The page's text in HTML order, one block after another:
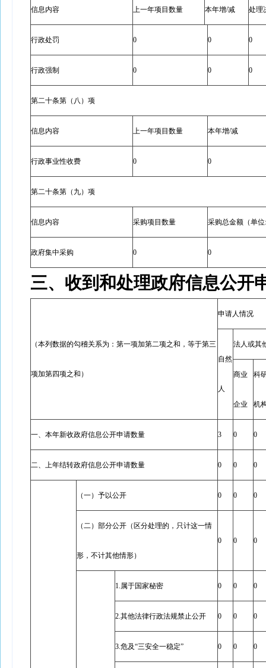
信息内容 上一年项目数量 本年增/减 处理
行政处罚 0 0 0
行政强制 0 0 0
第二十条第（八）项
信息内容 上一年项目数量 本年增/减
行政事业性收费 0 0
第二十条第（九）项
信息内容 采购项目数量 采购总金额（单
政府集中采购 0 0
三、收到和处理政府信息公开
（本列数据的勾稽关系为：第一项加第二项之和，等于第三
项加第四项之和）
申请人情况
自然
人
法人或其
商业
企业
科
机
一、本年新收政府信息公开申请数量 3 0 0
二、上年结转政府信息公开申请数量 0 0 0
（一）予以公开 0 0 0
（二）部分公开（区分处理的，只计这一情
形，不计其他情形）
0 0 0
1.属于国家秘密 0 0 0
2.其他法律行政法规禁止公开 0 0 0
3.危及“三安全一稳定” 0 0 0